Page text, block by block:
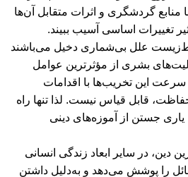
گردشگری و اثرات متقابل آن‌ها
تغییرات اساسی آسیب ببیند.
علل بی‌شماری دخیل می‌باشند
بشری از مؤثرترین عوامل
این تخریب‌ها با اقدامات
قابل قیاس نیست. لذا تنها راه
جستن از آموزه‌های دینی
دین، در سایر ابعاد زندگی انسانی
را پوشش می‌دهد و به‌دلیل داشتن